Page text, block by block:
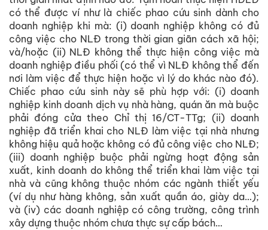
có thể được ví như là chiếc phao cứu sinh dành cho
doanh nghiệp khi mà: (i) doanh nghiệp không có đủ
công việc cho NLĐ trong thời gian giãn cách xã hội;
và/hoặc (ii) NLĐ không thể thực hiện công việc mà
doanh nghiệp điều phối (có thể vì NLĐ không thể đến
nơi làm việc để thực hiện hoặc vì lý do khác nào đó).
Chiếc phao cứu sinh này sẽ phù hợp với: (i) doanh
nghiệp kinh doanh dịch vụ nhà hàng, quán ăn mà buộc
phải đóng cửa theo Chỉ thị 16/CT-TTg; (ii) doanh
nghiệp đã triển khai cho NLĐ làm việc tại nhà nhưng
không hiệu quả hoặc không có đủ công việc cho NLĐ;
(iii) doanh nghiệp buộc phải ngừng hoạt động sản
xuất, kinh doanh do không thể triển khai làm việc tại
nhà và cũng không thuộc nhóm các ngành thiết yếu
(ví dụ như hàng không, sản xuất quần áo, giày da…);
và (iv) các doanh nghiệp có công trường, công trình
xây dựng thuộc nhóm chưa thực sự cấp bách…